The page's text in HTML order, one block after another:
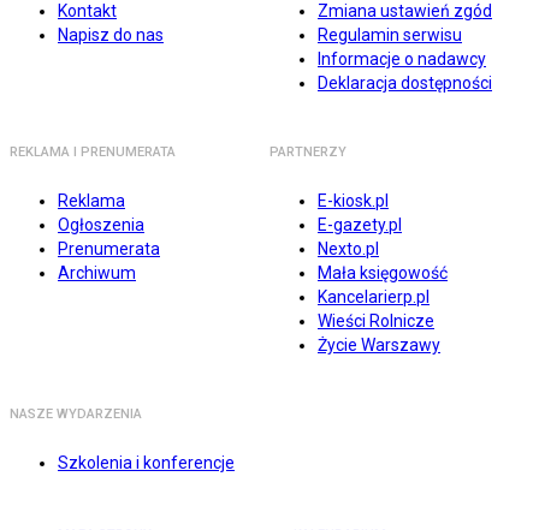
Kontakt
Napisz do nas
Zmiana ustawień zgód
Regulamin serwisu
Informacje o nadawcy
Deklaracja dostępności
REKLAMA I PRENUMERATA
Reklama
Ogłoszenia
Prenumerata
Archiwum
PARTNERZY
E-kiosk.pl
E-gazety.pl
Nexto.pl
Mała księgowość
Kancelarierp.pl
Wieści Rolnicze
Życie Warszawy
NASZE WYDARZENIA
Szkolenia i konferencje